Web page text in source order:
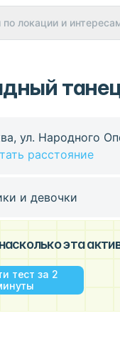
локации и
ул. Народного
расстояние
и девочки
эта
тест за 2